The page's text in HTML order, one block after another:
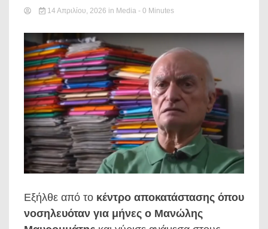
14 Απριλίου, 2026 in Media - 0 Minutes
Εξήλθε από το κέντρο αποκατάστασης όπου
νοσηλευόταν για μήνες ο Μανώλης